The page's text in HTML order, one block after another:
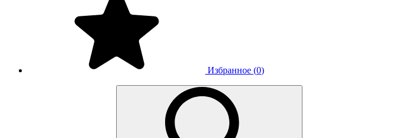
Избранное (0)